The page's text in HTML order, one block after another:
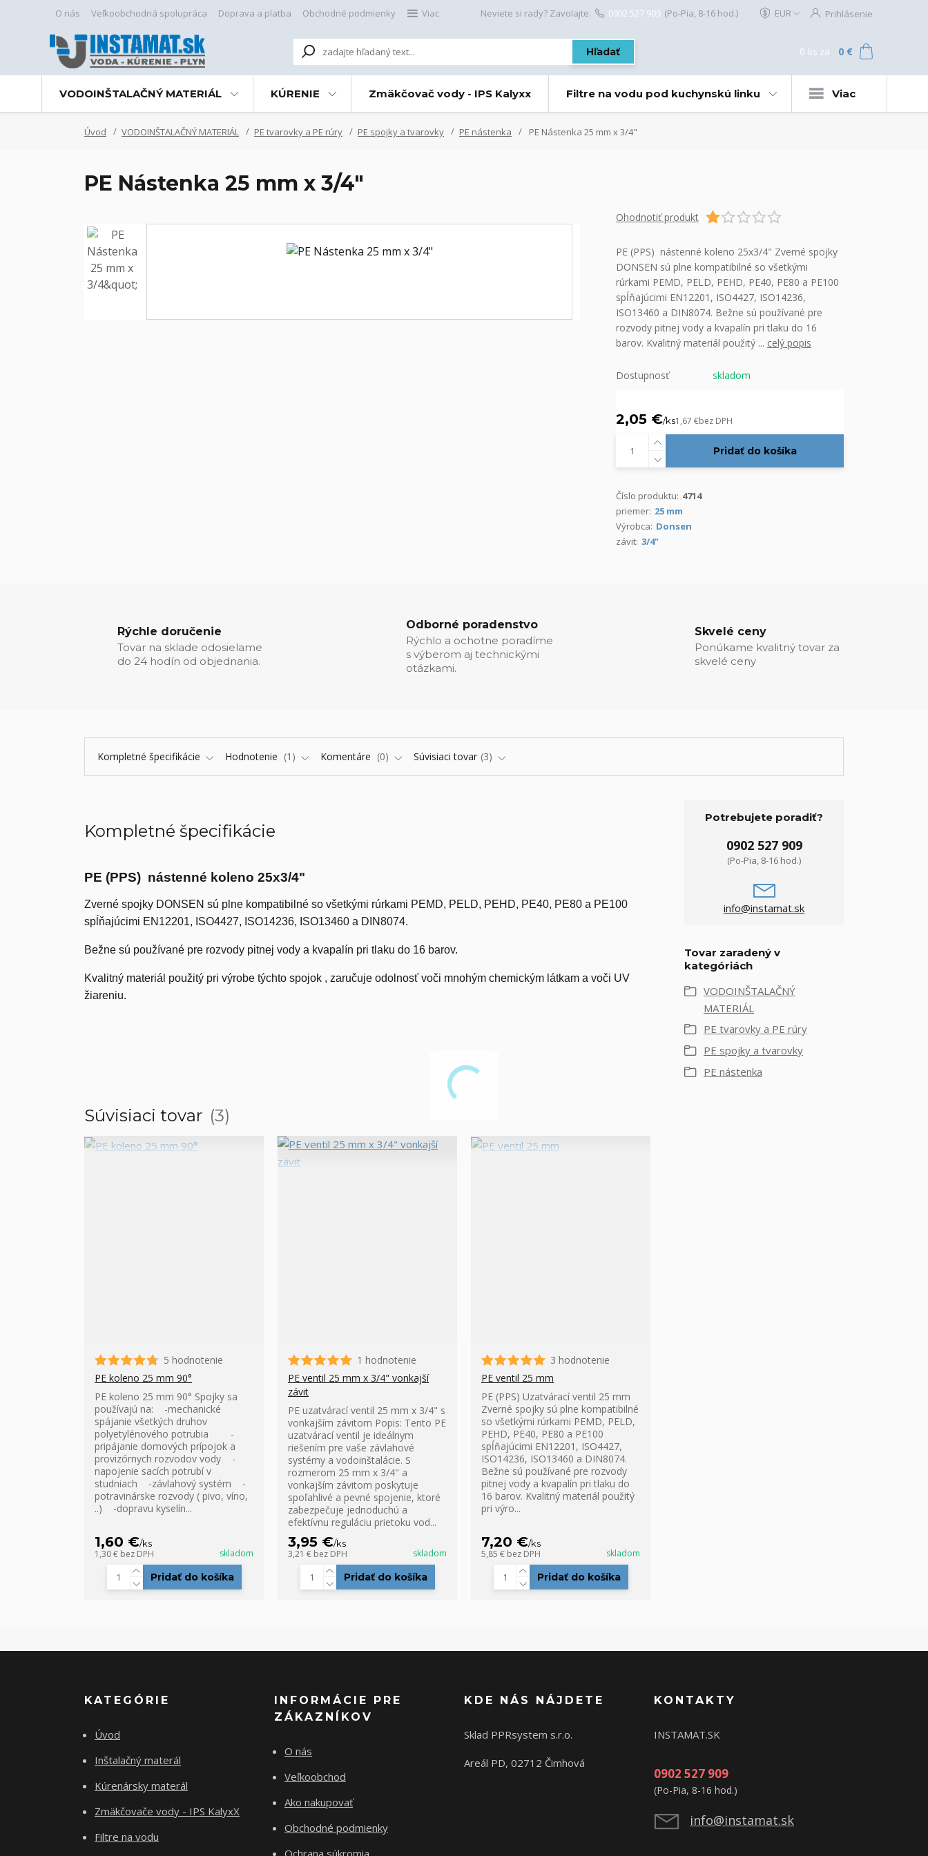
O nás Veľkoobchodná spolupráca Doprava a platba Obchodné podmienky Viac EUR Prihlásenie
Hľadať
Neviete si rady? Zavolajte. 0902 527 909 (Po-Pia, 8-16 hod.)
0 ks za 0 €
VODOINŠTALAČNÝ MATERIÁL KÚRENIE Zmäkčovač vody - IPS Kalyxx Filtre na vodu pod kuchynskú linku Viac
Úvod VODOINŠTALAČNÝ MATERIÁL PE tvarovky a PE rúry PE spojky a tvarovky PE nástenka PE Nástenka 25 mm x 3/4"
PE Nástenka 25 mm x 3/4"
Ohodnotiť produkt
PE (PPS) nástenné koleno 25x3/4" Zverné spojky
DONSEN sú plne kompatibilné so všetkými
rúrkami PEMD, PELD, PEHD, PE40, PE80 a PE100
spĺňajúcimi EN12201, ISO4427, ISO14236,
ISO13460 a DIN8074. Bežne sú používané pre
rozvody pitnej vody a kvapalín pri tlaku do 16
barov. Kvalitný materiál použitý ... celý popis
Dostupnosť skladom
2,05 €/ks1,67 €bez DPH
Pridať do košíka
Číslo produktu: 4714
priemer: 25 mm
Výrobca: Donsen
závit: 3/4"
Rýchle doručenie
Tovar na sklade odosielame
do 24 hodín od objednania.
Odborné poradenstvo
Rýchlo a ochotne poradíme
s výberom aj technickými
otázkami.
Skvelé ceny
Ponúkame kvalitný tovar za
skvelé ceny
Kompletné špecifikácie Hodnotenie 1 Komentáre 0 Súvisiaci tovar 3
Kompletné špecifikácie
PE (PPS) nástenné koleno 25x3/4"
Zverné spojky DONSEN sú plne kompatibilné so všetkými rúrkami PEMD, PELD, PEHD, PE40, PE80 a PE100
spĺňajúcimi EN12201, ISO4427, ISO14236, ISO13460 a DIN8074.
Bežne sú používané pre rozvody pitnej vody a kvapalín pri tlaku do 16 barov.
Kvalitný materiál použitý pri výrobe týchto spojok , zaručuje odolnosť voči mnohým chemickým látkam a voči UV
žiareniu.
Potrebujete poradiť?
0902 527 909
(Po-Pia, 8-16 hod.)
info@instamat.sk
Tovar zaradený v
kategóriách
VODOINŠTALAČNÝ
MATERIÁL
PE tvarovky a PE rúry
PE spojky a tvarovky
PE nástenka
Súvisiaci tovar 3
5 hodnotenie
PE koleno 25 mm 90°
PE koleno 25 mm 90° Spojky sa
používajú na: -mechanické
spájanie všetkých druhov
polyetylénového potrubia -
pripájanie domových prípojok a
provizórnych rozvodov vody -
napojenie sacích potrubí v
studniach -závlahový systém -
potravinárske rozvody ( pivo, víno,
..) -dopravu kyselín...
1,60 €/ks
1,30 € bez DPH skladom
Pridať do košíka
1 hodnotenie
PE ventil 25 mm x 3/4" vonkajší
závit
PE uzatvárací ventil 25 mm x 3/4" s
vonkajším závitom Popis: Tento PE
uzatvárací ventil je ideálnym
riešením pre vaše závlahové
systémy a vodoinštalácie. S
rozmerom 25 mm x 3/4" a
vonkajším závitom poskytuje
spoľahlivé a pevné spojenie, ktoré
zabezpečuje jednoduchú a
efektívnu reguláciu prietoku vod...
3,95 €/ks
3,21 € bez DPH skladom
Pridať do košíka
3 hodnotenie
PE ventil 25 mm
PE (PPS) Uzatvárací ventil 25 mm
Zverné spojky sú plne kompatibilné
so všetkými rúrkami PEMD, PELD,
PEHD, PE40, PE80 a PE100
spĺňajúcimi EN12201, ISO4427,
ISO14236, ISO13460 a DIN8074.
Bežne sú používané pre rozvody
pitnej vody a kvapalín pri tlaku do
16 barov. Kvalitný materiál použitý
pri výro...
7,20 €/ks
5,85 € bez DPH skladom
Pridať do košíka
KATEGÓRIE
Úvod
Inštalačný materál
Kúrenársky materál
Zmäkčovače vody - IPS KalyxX
Filtre na vodu
INFORMÁCIE PRE
ZÁKAZNÍKOV
O nás
Veľkoobchod
Ako nakupovať
Obchodné podmienky
KDE NÁS NÁJDETE
Sklad PPRsystem s.r.o.
Areál PD, 02712 Čimhová
KONTAKTY
INSTAMAT.SK
0902 527 909
(Po-Pia, 8-16 hod.)
info@instamat.sk